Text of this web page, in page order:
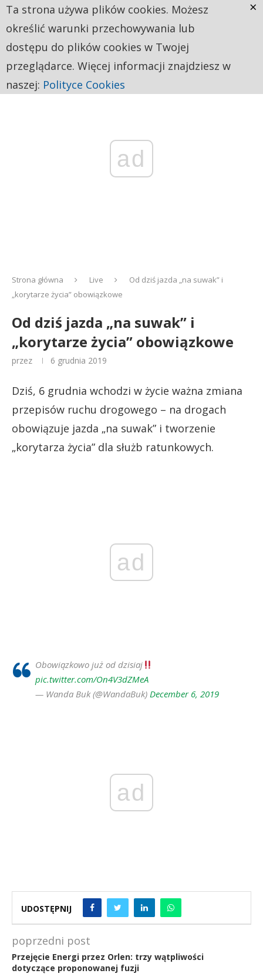
ad
Strona główna Live
Od dziś jazda „na suwak” i
„korytarze życia” obowiązkowe
Od dziś jazda „na suwak” i
„korytarze życia” obowiązkowe
przez 6 grudnia 2019
Dziś, 6 grudnia wchodzi w życie ważna zmiana
przepisów ruchu drogowego – na drogach
obowiązuje jazda „na suwak” i tworzenie
„korytarza życia” dla służb ratunkowych.
ad
Obowiązkowo już od dzisiaj
pic.twitter.com/On4V3dZMeA
— Wanda Buk (@WandaBuk) December 6, 2019
ad
UDOSTĘPNIJ
poprzedni post
Przejęcie Energi przez Orlen: trzy wątpliwości
dotyczące proponowanej fuzji
Ta strona używa plików cookies. Możesz
określić warunki przechowywania lub
dostępu do plików cookies w Twojej
przeglądarce. Więcej informacji znajdziesz w
naszej: Polityce Cookies
×